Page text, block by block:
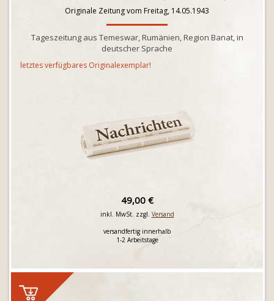
Originale Zeitung vom Freitag, 14.05.1943
Tageszeitung aus Temeswar, Rumänien, Region Banat, in
deutscher Sprache
letztes verfügbares Originalexemplar!
49,00 €
inkl. MwSt. zzgl. Versand
versandfertig innerhalb
1-2 Arbeitstage